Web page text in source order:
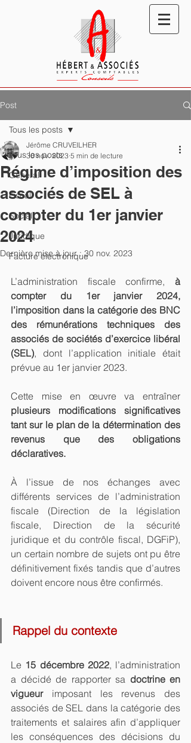
Post
Tous les posts
Général
Fiscal
Social
Juridique
Facture électronique
Tous les posts
Régime d’imposition des
associés de SEL à
compter du 1er janvier
2024
Jérôme CRUVEILHER
30 nov. 2023 5 min de lecture
Dernière mise à jour :30 nov. 2023
L’administration fiscale confirme, à
compter du 1er janvier 2024,
l’imposition dans la catégorie des BNC
des rémunérations techniques des
associés de sociétés d’exercice libéral
(SEL), dont l’application initiale était
prévue au 1er janvier 2023.
plusieurs modifications significatives
tant sur le plan de la détermination des
revenus que des obligations
déclaratives.
À l’issue de nos échanges avec
différents services de l’administration
fiscale (Direction de la législation
fiscale, Direction de la sécurité
juridique et du contrôle fiscal, DGFiP),
un certain nombre de sujets ont pu être
définitivement fixés tandis que d’autres
doivent encore nous être confirmés.
Rappel du contexte
Le 15 décembre 2022, l’administration
a décidé de rapporter sa doctrine en
vigueur imposant les revenus des
associés de SEL dans la catégorie des
traitements et salaires afin d’appliquer
les conséquences des décisions du